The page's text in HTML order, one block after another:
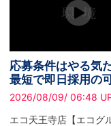
応募条件はやる気
最短で即日採用の
あり✧
2026/08/09/ 06:48
エコ天王寺店【エコグ